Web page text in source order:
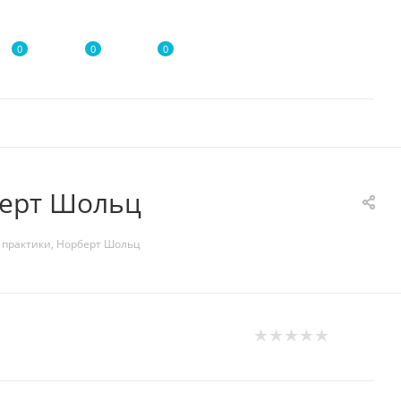
0 0 0
Шольц
Норберт Шольц